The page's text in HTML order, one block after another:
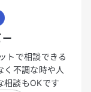
トで相談できる
く不調な時や人
相談もOKです